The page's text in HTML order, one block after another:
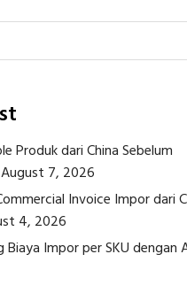
Produk dari China Sebelum
August 7, 2026
Invoice Impor dari
4, 2026
Biaya Impor per SKU dengan